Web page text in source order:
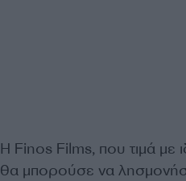
Η Finos Films, που τιμά με
θα μπορούσε να